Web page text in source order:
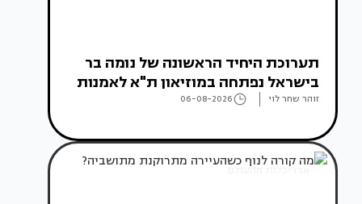
תערוכת היחיד הראשונה של נומה בר
בישראל נפתחה במוזיאון ת"א לאמנות
זוהר שחר לוי 06-08-2026
אדריכלות מהעולם